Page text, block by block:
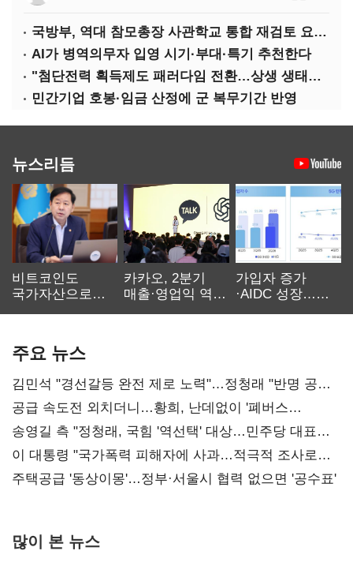
국방부, 역대 참모총장 사관학교 통합 재검토 요구에 "다양한 의견 수렴해 합리적 시스템 만들 것"
AI가 병역의무자 입영 시기·부대·특기 추천한다
"첨단전력 획득제도 패러다임 전환…상생 생태계 조성해 대체불가 K-방산 도약"
민간기업 호봉·임금 산정에 군 복무기간 반영
뉴스리듬
비트코인도
국가자산으로…'
카카오, 2분기
매출·영업익 역대
가입자 증가
·AIDC 성장…
주요 뉴스
김민석 "경선갈등 완전 제로 노력"…정청래 "반명 공세
사과부터"
공급 속도전 외치더니…황희, 난데없이 '폐버스
리모델링' 제안
송영길 측 "정청래, 국힘 '역선택' 대상…민주당 대표로
총선 지휘 못해"
이 대통령 "국가폭력 피해자에 사과…적극적 조사로
진실 밝혀야"
주택공급 '동상이몽'…정부·서울시 협력 없으면 '공수표'
많이 본 뉴스